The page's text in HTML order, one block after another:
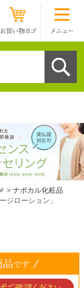
ナボカル化粧品
ジローション」